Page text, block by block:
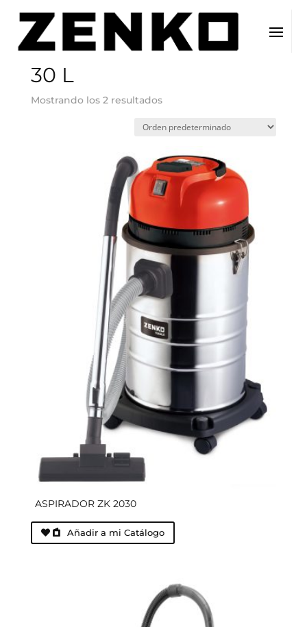
Inicio / Capacidad del producto / 30 L
30 L
Mostrando los 2 resultados
ASPIRADOR ZK 2030
Añadir a mi Catálogo